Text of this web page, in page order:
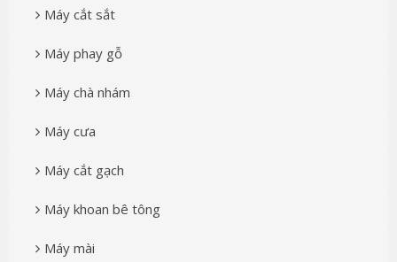
Máy cắt sắt
Máy phay gỗ
Máy chà nhám
Máy cưa
Máy cắt gạch
Máy khoan bê tông
Máy mài